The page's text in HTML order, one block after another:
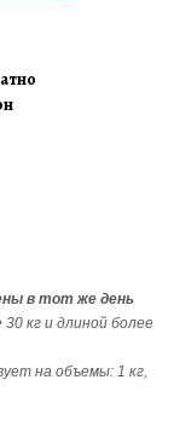
в тот же день
кг и длиной более
на объемы: 1 кг,